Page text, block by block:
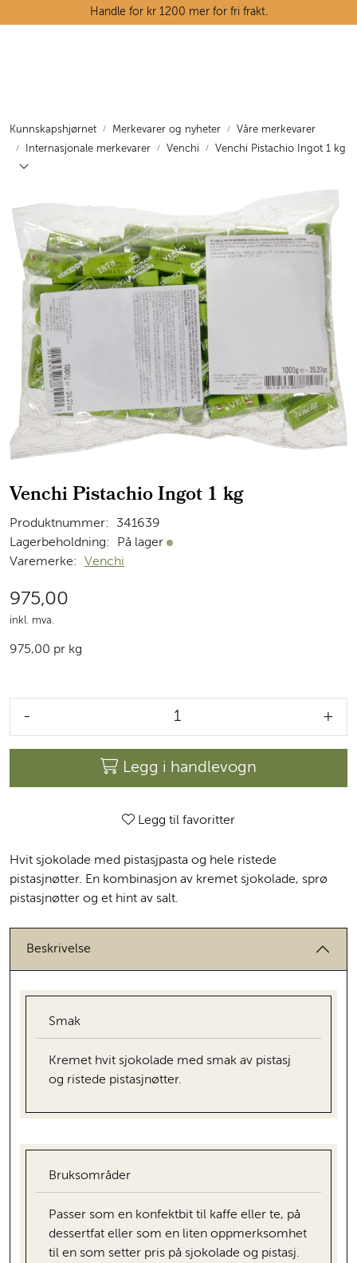
Skip to main contentHandle for kr 1200 mer for fri frakt.
Kunnskapshjørnet Merkevarer og nyheter
Våre merkevarer
Internasjonale merkevarer
Venchi Venchi Pistachio Ingot 1 kg
Venchi Pistachio Ingot 1 kg
Produktnummer:
341639
Lagerbeholdning:
På lager På lager
Varemerke: Venchi
975,00
inkl. mva.
975,00 pr kg
- +
Legg i handlevogn
Legg til favoritter
Hvit sjokolade med pistasjpasta og hele ristede
pistasjnøtter. En kombinasjon av kremet sjokolade, sprø
pistasjnøtter og et hint av salt.
Beskrivelse
Smak
Kremet hvit sjokolade med smak av pistasj
og ristede pistasjnøtter.
Bruksområder
Passer som en konfektbit til kaffe eller te, på
dessertfat eller som en liten oppmerksomhet
til en som setter pris på sjokolade og pistasj.
Tørrvarehylla
Oppskrifter
Kunnskapshjørnet